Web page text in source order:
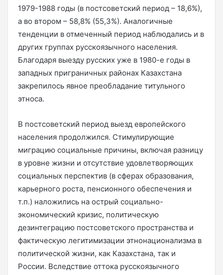
1979-1988 годы (в постсоветский период – 18,6%),
а во втором – 58,8% (55,3%). Аналогичные
тенденции в отмеченный период наблюдались и в
других группах русскоязычного населения.
Благодаря выезду русских уже в 1980-е годы в
западных приграничных районах Казахстана
закрепилось явное преобладание титульного
этноса.
В постсоветский период выезд европейского
населения продолжился. Стимулирующие
миграцию социальные причины, включая разницу
в уровне жизни и отсутствие удовлетворяющих
социальных перспектив (в сферах образования,
карьерного роста, пенсионного обеспечения и
т.п.) наложились на острый социально-
экономический кризис, политическую
дезинтеграцию постсоветского пространства и
фактическую легитимизации этнонационализма в
политической жизни, как Казахстана, так и
России. Вследствие оттока русскоязычного